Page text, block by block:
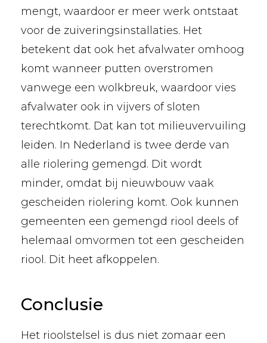
mengt, waardoor er meer werk ontstaat
voor de zuiveringsinstallaties. Het
betekent dat ook het afvalwater omhoog
komt wanneer putten overstromen
vanwege een wolkbreuk, waardoor vies
afvalwater ook in vijvers of sloten
terechtkomt. Dat kan tot milieuvervuiling
leiden. In Nederland is twee derde van
alle riolering gemengd. Dit wordt
minder, omdat bij nieuwbouw vaak
gescheiden riolering komt. Ook kunnen
gemeenten een gemengd riool deels of
helemaal omvormen tot een gescheiden
riool. Dit heet afkoppelen.
Conclusie
Het rioolstelsel is dus niet zomaar een